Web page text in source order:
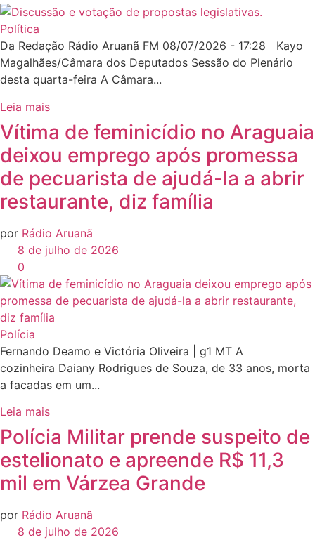
Política
Da Redação Rádio Aruanã FM 08/07/2026 - 17:28 Kayo
Magalhães/Câmara dos Deputados Sessão do Plenário
desta quarta-feira A Câmara...
Leia mais
Vítima de feminicídio no Araguaia
deixou emprego após promessa
de pecuarista de ajudá-la a abrir
restaurante, diz família
por Rádio Aruanã
8 de julho de 2026
0
Polícia
Fernando Deamo e Victória Oliveira | g1 MT A
cozinheira Daiany Rodrigues de Souza, de 33 anos, morta
a facadas em um...
Leia mais
Polícia Militar prende suspeito de
estelionato e apreende R$ 11,3
mil em Várzea Grande
por Rádio Aruanã
8 de julho de 2026